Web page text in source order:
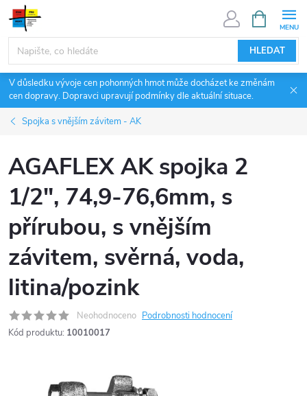
Přejít
obsah
HLEDAT
NÁKUPNÍ
KOŠÍK
V důsledku vývoje cen pohonných hmot může docházet ke změnám
cen dopravy. Dopravci upravují podmínky dle aktuální situace.
Spojka s vnějším závitem - AK
AGAFLEX AK spojka 2
1/2", 74,9-76,6mm, s
přírubou, s vnějším
závitem, svěrná, voda,
litina/pozink
Neohodnoceno Podrobnosti hodnocení
Kód produktu: 10010017